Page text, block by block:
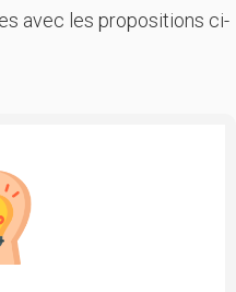
avec les propositions ci-